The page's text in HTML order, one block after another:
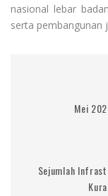
nasional lebar
serta pembangunan
Mei
Sejumlah